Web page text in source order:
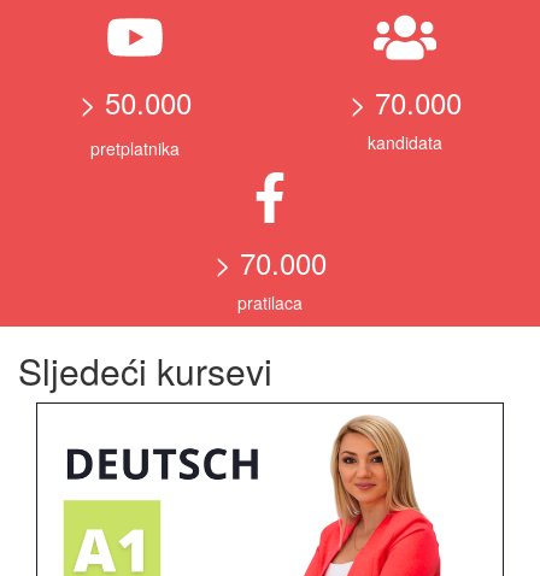
> 50.000
pretplatnika
> 70.000
kandidata
> 70.000
pratilaca
Sljedeći kursevi